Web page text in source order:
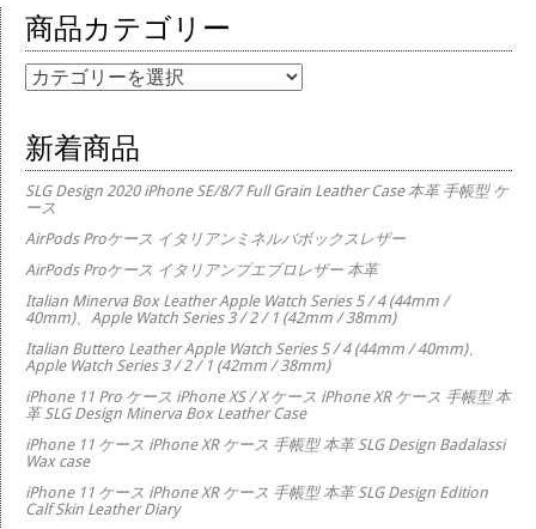
商品カテゴリー
商品カテゴリー
新着商品
SLG Design 2020 iPhone SE/8/7 Full Grain Leather Case 本革 手帳型 ケ
ース
AirPods Proケース イタリアンミネルバボックスレザー
AirPods Proケース イタリアンプエブロレザー 本革
Italian Minerva Box Leather Apple Watch Series 5 / 4 (44mm /
40mm)、Apple Watch Series 3 / 2 / 1 (42mm / 38mm)
Italian Buttero Leather Apple Watch Series 5 / 4 (44mm / 40mm)、
Apple Watch Series 3 / 2 / 1 (42mm / 38mm)
iPhone 11 Pro ケース iPhone XS / X ケース iPhone XR ケース 手帳型 本
革 SLG Design Minerva Box Leather Case
iPhone 11 ケース iPhone XR ケース 手帳型 本革 SLG Design Badalassi
Wax case
iPhone 11 ケース iPhone XR ケース 手帳型 本革 SLG Design Edition
Calf Skin Leather Diary